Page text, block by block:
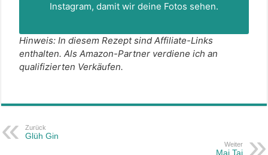
Instagram, damit wir deine Fotos sehen.
Hinweis: In diesem Rezept sind Affiliate-Links
enthalten. Als Amazon-Partner verdiene ich an
qualifizierten Verkäufen.
Zurück
Glüh Gin
Weiter
Mai Tai